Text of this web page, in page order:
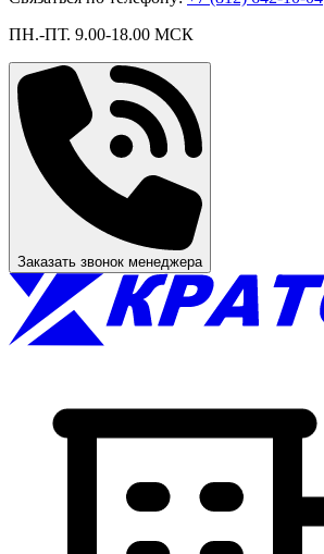
ПН.-ПТ. 9.00-18.00 МСК
Заказать звонок менеджера